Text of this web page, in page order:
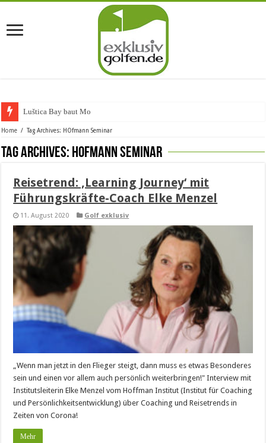
Luštica Bay baut Montene
Home / Tag Archives: HOfmann Seminar
Tag Archives: HOfmann Seminar
Reisetrend: ‚Learning Journey‘ mit
Führungskräfte-Coach Elke Menzel
11. August 2020 Golf exklusiv
„Wenn man jetzt in den Flieger steigt, dann muss es etwas Besonderes
sein und einen vor allem auch persönlich weiterbringen!" Interview mit
Institutsleiterin Elke Menzel vom Hoffman Institut (Institut für Coaching
und Persönlichkeitsentwicklung) über Coaching und Reisetrends in
Zeiten von Corona!
Mehr